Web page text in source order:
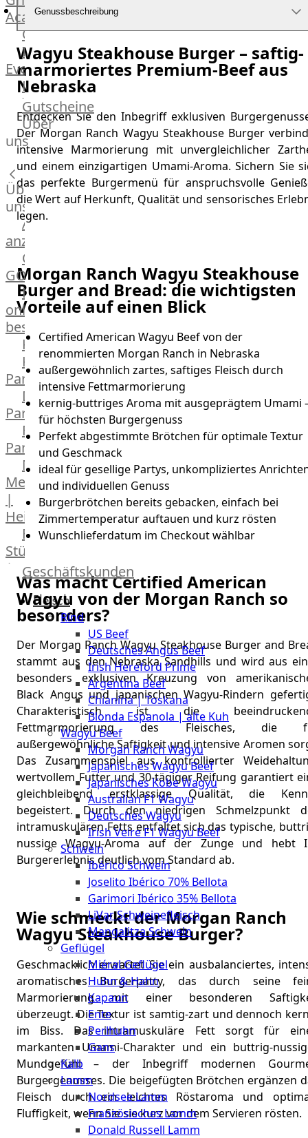
Academy
OTTO@Home
Individuelle
Events
Partner
Kalender
Gästehaus
Villa
Glanzstoff
Gutscheine
Über
uns
Über
uns
Alle
anzeigen
OTTO
GOURMET
Lebensmittel
online
bestellen
Karriere
Kochschul-
Partner
Depot-
Partner
Frischetheken-
Partner
Männer
Metzger
|
Heinsberg
Feinkost
Stüttgen
|
Düsseldorf
The
Meat
Club
Stuttgart
Geschäftskunden
Fleisch
Rind
US Beef
Deutsches Angus Beef
Irish Hereford Prime
Argentina Beef
Chianina | Toskana
Blonda Espanola | alte Kuh
Wagyu Beef
Morgan Ranch Wagyu
Japanisches Wagyu Beef
Japanisches Kobe Wagyu
Australian F1 Wagyu
Deutsches Wagyu
Irish Veire F1 Wagyu Beef
Schwein
Ibérico Schwein
Joselito Ibérico 70% Bellota
Garimori Ibérico 35% Bellota
LiVar Schweinefleisch
Mangalitza Schwein
Geflügel
Miéral Geflügel
Huhn & Hahn
Kapaun
Ente
Perlhuhn
Gans
Kalb
Lamm
Nordsee Lamm
Französisches Lamm
Donald Russell Lamm
Genussbeschreibung
Wagyu Steakhouse Burger – saftig-
marmoriertes Premium-Beef aus
Nebraska
Entdecken Sie den Inbegriff exklusiven
Der Morgan Ranch Wagyu Steakhouse Burger
intensive Marmorierung mit unvergleichlicher
und einem einzigartigen Umami-Aroma. Sichern Sie
das perfekte Burgermenü für anspruchsvolle
die Wert auf Herkunft, Qualität und sensorisches
legen.
Morgan Ranch Wagyu Steakhouse
Burger and Bread: die wichtigsten
Vorteile auf einen Blick
Certified American Wagyu Beef von der
renommierten Morgan Ranch in Nebraska
außergewöhnlich zartes, saftiges Fleisch durch
intensive Fettmarmorierung
kernig-buttriges Aroma mit ausgeprägtem Umami
für höchsten Burgergenuss
Perfekt abgestimmte Brötchen für optimale Textur
und Geschmack
ideal für gesellige Partys, unkompliziertes
und individuellen Genuss
Burgerbrötchen bereits gebacken, einfach bei
Zimmertemperatur auftauen und kurz rösten
Wunschlieferdatum im Checkout wählbar
Was macht Certified American
Wagyu von der Morgan Ranch so
besonders?
Der Morgan Ranch Wagyu Steakhouse Burger and
stammt aus den Nebraska Sandhills und wird aus
besonders exklusiven Kreuzung von
Black Angus und japanischen Wagyu-Rindern
Charakteristisch ist die
Fettmarmorierung des Fleisches, die
außergewöhnliche Saftigkeit und intensive Aromen
Das Zusammenspiel aus kontrollierter
wertvollem Futter und 30-tägiger Reifung garantiert
gleichbleibend erstklassige Qualität, die
begeistert. Durch den niedrigen Schmelzpunkt
intramuskulären Fetts entfaltet sich das typische,
nussige Wagyu-Aroma auf der Zunge und hebt
Burgererlebnis deutlich vom Standard ab.
Wie schmeckt der Morgan Ranch
Wagyu Steakhouse Burger?
Geschmacklich erwartet Sie ein ausbalanciertes,
aromatisches Burgerpatty, das durch seine
Marmorierung mit einer besonderen
überzeugt. Die Textur ist samtig-zart und dennoch
im Biss. Das intramuskuläre Fett sorgt für
markanten Umami-Charakter und ein buttrig-
Mundgefühl – der Inbegriff modernen
Burgergenusses. Die beigefügten Brötchen ergänzen
Fleisch durch ein leichtes Röstaroma und
Fluffigkeit, wenn Sie sie kurz vor dem Servieren rösten.